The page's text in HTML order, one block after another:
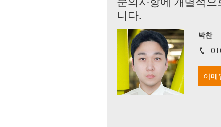
니다.
박찬
igus-
이메